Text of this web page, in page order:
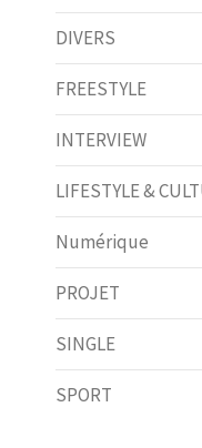
DIVERS
FREESTYLE
INTERVIEW
LIFESTYLE &
Numérique
PROJET
SINGLE
SPORT